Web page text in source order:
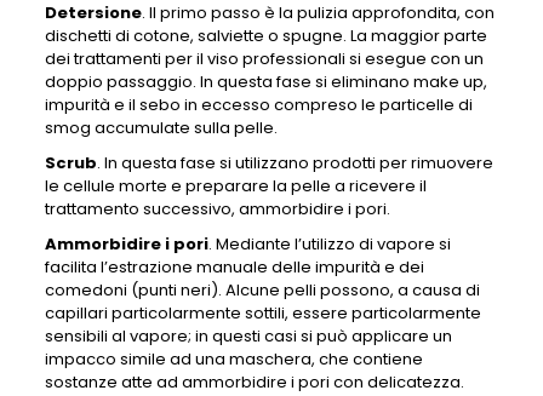
Detersione. Il primo passo è la pulizia approfondita, con
dischetti di cotone, salviette o spugne. La maggior parte
dei trattamenti per il viso professionali si esegue con un
doppio passaggio. In questa fase si eliminano make up,
impurità e il sebo in eccesso compreso le particelle di
smog accumulate sulla pelle.
Scrub. In questa fase si utilizzano prodotti per rimuovere
le cellule morte e preparare la pelle a ricevere il
trattamento successivo, ammorbidire i pori.
Ammorbidire i pori. Mediante l’utilizzo di vapore si
facilita l’estrazione manuale delle impurità e dei
comedoni (punti neri). Alcune pelli possono, a causa di
capillari particolarmente sottili, essere particolarmente
sensibili al vapore; in questi casi si può applicare un
impacco simile ad una maschera, che contiene
sostanze atte ad ammorbidire i pori con delicatezza.